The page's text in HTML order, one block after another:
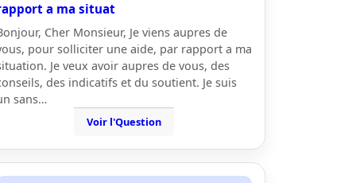
a ma situat
Cher Monsieur, Je viens aupres de
pour solliciter une aide, par rapport a ma
Je veux avoir aupres de vous, des
des indicatifs et du soutient. Je suis
sans…
Voir l'Question